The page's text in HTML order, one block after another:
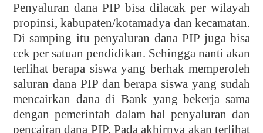
Penyaluran dana PIP bisa dilacak per wilayah
propinsi, kabupaten/kotamadya dan kecamatan.
Di samping itu penyaluran dana PIP juga bisa
cek per satuan pendidikan. Sehingga nanti akan
terlihat berapa siswa yang berhak memperoleh
saluran dana PIP dan berapa siswa yang sudah
mencairkan dana di Bank yang bekerja sama
dengan pemerintah dalam hal penyaluran dan
pencairan dana PIP. Pada akhirnya akan terlihat